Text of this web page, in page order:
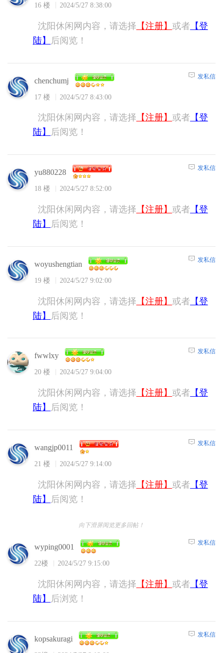
16 楼 2024/5/27 8:38:00
沈阳休闲网内容，请选择 【注册】 或者 【登
陆】
后阅览！
chenchumj
17 楼 2024/5/27 8:43:00
发私信
沈阳休闲网内容，请选择 【注册】 或者 【登
陆】
后阅览！
yu880228
18 楼 2024/5/27 8:52:00
发私信
沈阳休闲网内容，请选择 【注册】 或者 【登
陆】
后阅览！
woyushengtian
19 楼 2024/5/27 9:02:00
发私信
沈阳休闲网内容，请选择 【注册】 或者 【登
陆】
后阅览！
fwwlxy
20 楼 2024/5/27 9:04:00
发私信
沈阳休闲网内容，请选择 【注册】 或者 【登
陆】
后阅览！
wangjp0011
21 楼 2024/5/27 9:14:00
发私信
沈阳休闲网内容，请选择 【注册】 或者 【登
陆】
后阅览！
向下滑屏阅览更多回帖！
wyping0001
22楼 2024/5/27 9:15:00
发私信
沈阳休闲网内容，请选择 【注册】 或者 【登
陆】
后浏览！
kopsakuragi 发私信